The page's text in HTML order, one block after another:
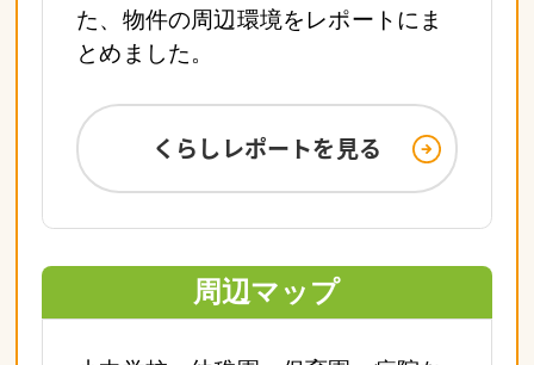
た、物件の周辺環境をレポートにま
とめました。
くらしレポートを見る
周辺マップ